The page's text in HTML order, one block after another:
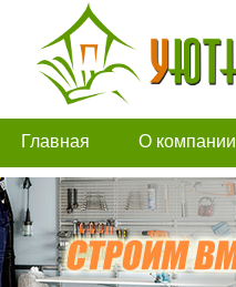
Главная О компании